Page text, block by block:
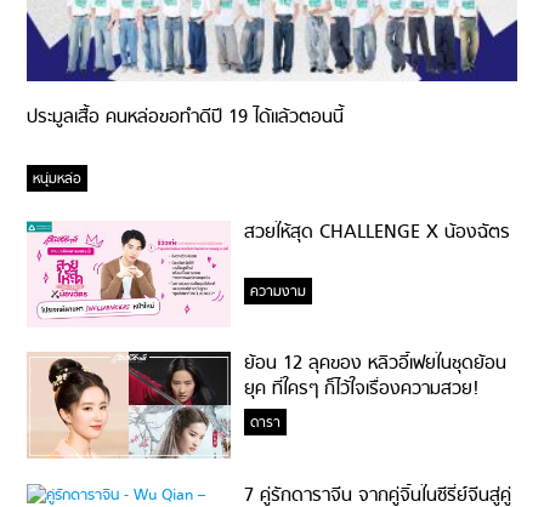
ประมูลเสื้อ คนหล่อขอทำดีปี 19 ได้แล้วตอนนี้
หนุ่มหล่อ
สวยให้สุด CHALLENGE X น้องฉัตร
ความงาม
ย้อน 12 ลุคของ หลิวอี้เฟยในชุดย้อน
ยุค ที่ใครๆ ก็ไว้ใจเรื่องความสวย!
ดารา
7 คู่รักดาราจีน จากคู่จิ้นในซีรี่ย์จีนสู่คู่